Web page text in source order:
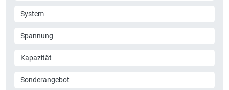
System
Spannung
Kapazität
Sonderangebot